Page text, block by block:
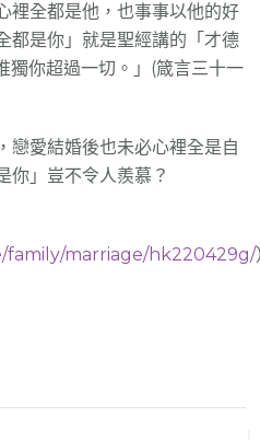
裡全都是他，也事事以他的好
都是你」就是聖經講的「才德
獨你超過一切。」(箴言三十一
戀愛結婚後也未必心裡全是自
你」豈不令人羨慕？
family/marriage/hk220429g/